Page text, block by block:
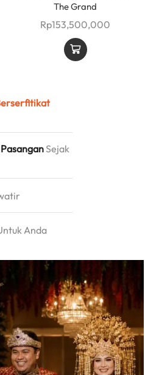
The Grand
Rp153,500,000
Sejak
Anda